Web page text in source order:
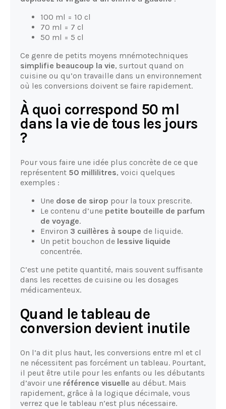
100 ml = 10 cl
70 ml = 7 cl
50 ml = 5 cl
Ce genre de petits moyens mnémotechniques
simplifie beaucoup la vie, surtout quand on
cuisine ou qu’on travaille dans un environnement
où les conversions doivent se faire rapidement.
À quoi correspond 50 ml
dans la vie de tous les jours
?
Pour vous faire une idée plus concrète de ce que
représentent 50 millilitres, voici quelques
exemples :
Une dose de sirop pour la toux prescrite.
Le contenu d’une petite bouteille de parfum
de voyage.
Environ 3 cuillères à soupe de liquide.
Un petit bouchon de lessive liquide
concentrée.
C’est une petite quantité, mais souvent suffisante
dans les recettes de cuisine ou les dosages
médicamenteux.
Quand le tableau de
conversion devient inutile
On l’a dit plus haut, les conversions entre ml et cl
ne nécessitent pas forcément un tableau. Pourtant,
il peut être utile pour les enfants ou les débutants
d’avoir une référence visuelle au début. Mais
rapidement, grâce à la logique décimale, vous
verrez que le tableau n’est plus nécessaire.